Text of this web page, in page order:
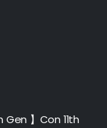
】Con 11th